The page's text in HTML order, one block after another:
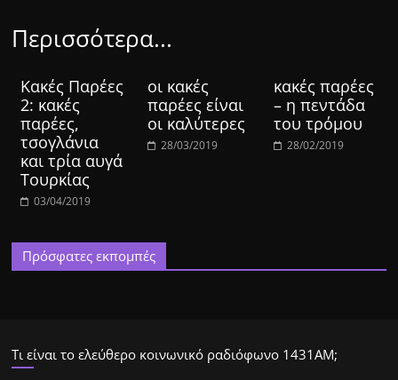
Περισσότερα...
Κακές Παρέες
2: κακές
παρέες,
τσογλάνια
και τρία αυγά
Τουρκίας
03/04/2019
οι κακές
παρέες είναι
οι καλύτερες
28/03/2019
κακές παρέες
– η πεντάδα
του τρόμου
28/02/2019
Πρόσφατες εκπομπές
Τι είναι το ελεύθερο κοινωνικό ραδιόφωνο 1431ΑΜ;